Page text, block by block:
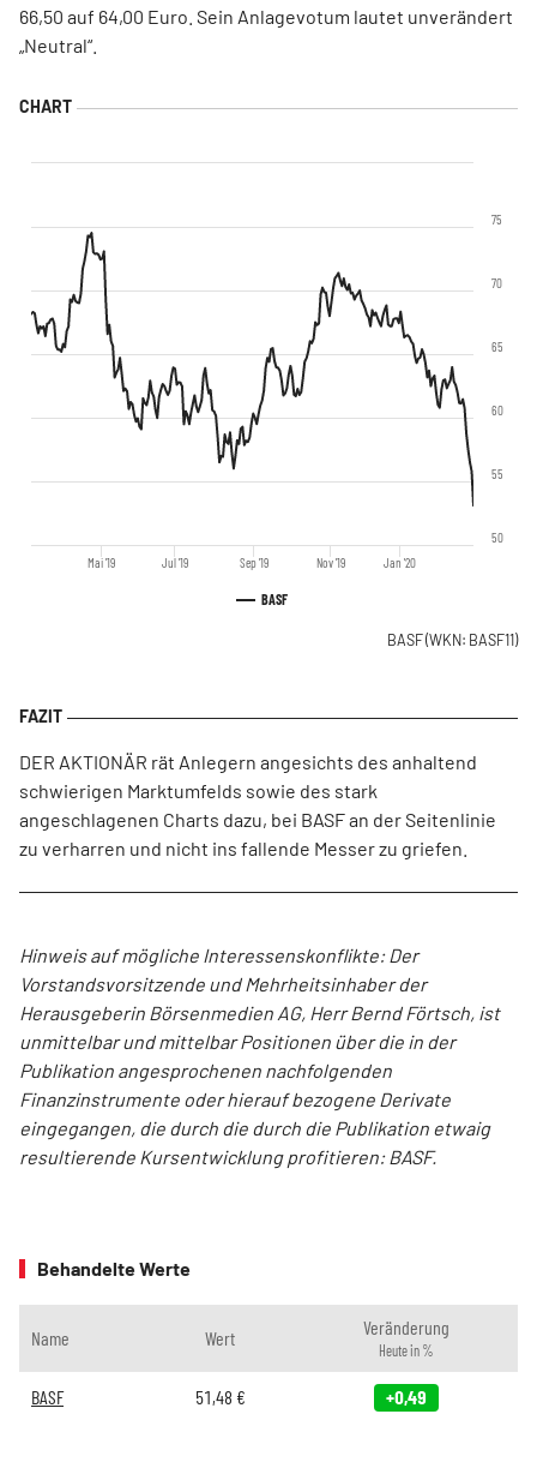
66,50 auf 64,00 Euro. Sein Anlagevotum lautet unverändert
„Neutral“.
BASF
Mai '19 Jul '19 Sep '19 Nov '19 Jan '20
50
55
60
65
70
75
BASF(WKN: BASF11)
DER AKTIONÄR rät Anlegern angesichts des anhaltend
schwierigen Marktumfelds sowie des stark
angeschlagenen Charts dazu, bei BASF an der Seitenlinie
zu verharren und nicht ins fallende Messer zu griefen.
Hinweis auf mögliche Interessenskonflikte: Der
Vorstandsvorsitzende und Mehrheitsinhaber der
Herausgeberin Börsenmedien AG, Herr Bernd Förtsch, ist
unmittelbar und mittelbar Positionen über die in der
Publikation angesprochenen nachfolgenden
Finanzinstrumente oder hierauf bezogene Derivate
eingegangen, die durch die durch die Publikation etwaig
resultierende Kursentwicklung profitieren: BASF.
Behandelte Werte
Name Wert Veränderung
Heute in %
BASF 51,48 € +0,49